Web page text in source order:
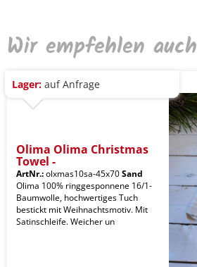
Wir empfehlen auch
Lager: auf Anfrage
Olima Olima Christmas
Towel -
ArtNr.:olxmas10sa-45x70Sand
Olima 100% ringgesponnene 16/1-
Baumwolle, hochwertiges Tuch
bestickt mit Weihnachtsmotiv. Mit
Satinschleife. Weicher un